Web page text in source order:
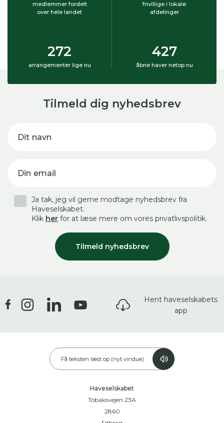
medlemmer fordelt
over hele landet
frivillige i lokale
afdelinger
272
arrangementer lige nu
427
åbne haver netop nu
Tilmeld dig nyhedsbrev
Dit navn
Din email
Tilmeld nyhedsbrev
Ja tak, jeg vil gerne modtage nyhedsbrev fra
Haveselskabet.
Klik her for at læse mere om vores privatlivspolitik.
Hent haveselskabets
app
Få teksten læst op (nyt vindue)
Haveselskabet
Tobaksvejen 23A
2860